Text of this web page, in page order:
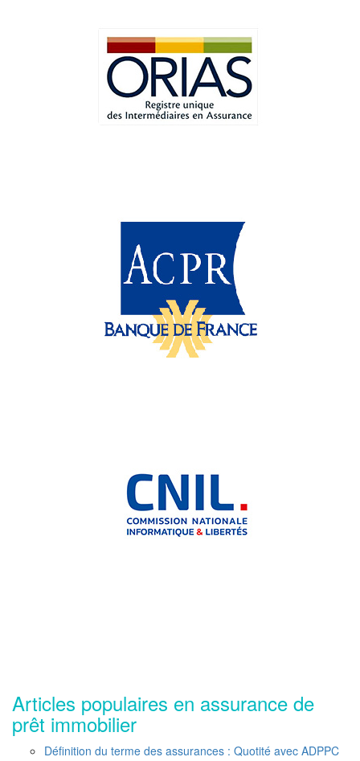
Articles populaires en assurance de
prêt immobilier
Définition du terme des assurances : Quotité avec ADPPC